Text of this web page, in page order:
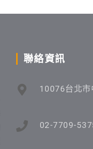
聯絡資訊
10076台北
02-7709-